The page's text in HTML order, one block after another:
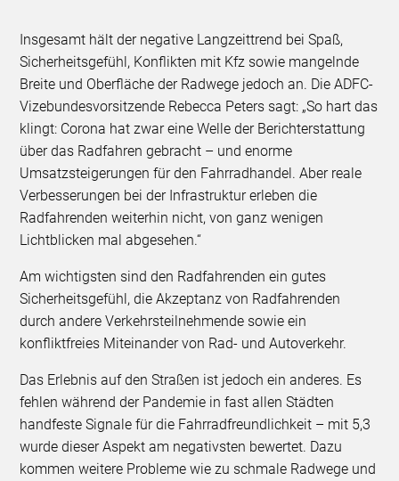
Insgesamt hält der negative Langzeittrend bei Spaß,
Sicherheitsgefühl, Konflikten mit Kfz sowie mangelnde
Breite und Oberfläche der Radwege jedoch an. Die ADFC-
Vizebundesvorsitzende Rebecca Peters sagt: „So hart das
klingt: Corona hat zwar eine Welle der Berichterstattung
über das Radfahren gebracht – und enorme
Umsatzsteigerungen für den Fahrradhandel. Aber reale
Verbesserungen bei der Infrastruktur erleben die
Radfahrenden weiterhin nicht, von ganz wenigen
Lichtblicken mal abgesehen.“
Am wichtigsten sind den Radfahrenden ein gutes
Sicherheitsgefühl, die Akzeptanz von Radfahrenden
durch andere Verkehrsteilnehmende sowie ein
konfliktfreies Miteinander von Rad- und Autoverkehr.
Das Erlebnis auf den Straßen ist jedoch ein anderes. Es
fehlen während der Pandemie in fast allen Städten
handfeste Signale für die Fahrradfreundlichkeit – mit 5,3
wurde dieser Aspekt am negativsten bewertet. Dazu
kommen weitere Probleme wie zu schmale Radwege und